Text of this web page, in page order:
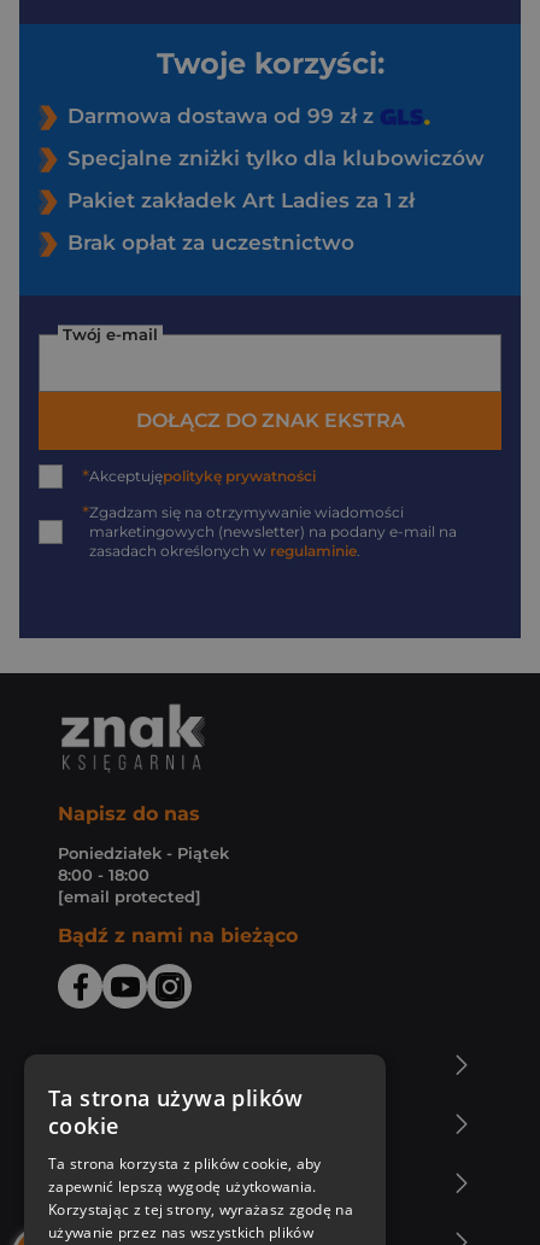
Twoje korzyści:
Darmowa dostawa od 99 zł z
Specjalne zniżki tylko dla klubowiczów
Pakiet zakładek Art Ladies za 1 zł
Brak opłat za uczestnictwo
Twój e-mail
DOŁĄCZ DO ZNAK EKSTRA
*Akceptujępolitykę prywatności
*Zgadzam się na otrzymywanie wiadomości
marketingowych (newsletter) na podany e-mail na
zasadach określonych w regulaminie.
Napisz do nas
Poniedziałek - Piątek
8:00 - 18:00
[email protected]
Bądź z nami na bieżąco
Zakupy u nas
Nasza oferta
Ta strona używa plików
cookie
Ta strona korzysta z plików cookie, aby
zapewnić lepszą wygodę użytkowania.
Korzystając z tej strony, wyrażasz zgodę na
używanie przez nas wszystkich plików